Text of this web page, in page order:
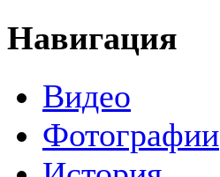
Навигация
Видео
Фотографии